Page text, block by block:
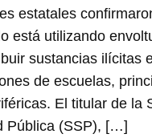
estatales
está utilizando
sustancias ilícitas
de escuelas,
El titular de la
Pública (SSP), […]